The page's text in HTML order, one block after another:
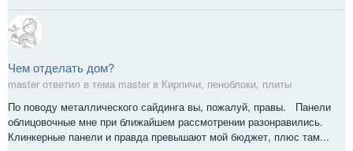
Чем отделать дом?
master ответил в тема master в Кирпичи, пеноблоки, плиты
По поводу металлического сайдинга вы, пожалуй, правы. Панели
облицовочные мне при ближайшем рассмотрении разонравились.
Клинкерные панели и правда превышают мой бюджет, плюс там...